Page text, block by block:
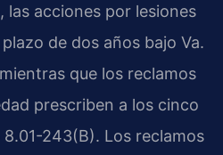
las acciones por lesiones
de dos años bajo Va.
que los reclamos
prescriben a los cinco
8.01-243(B). Los reclamos